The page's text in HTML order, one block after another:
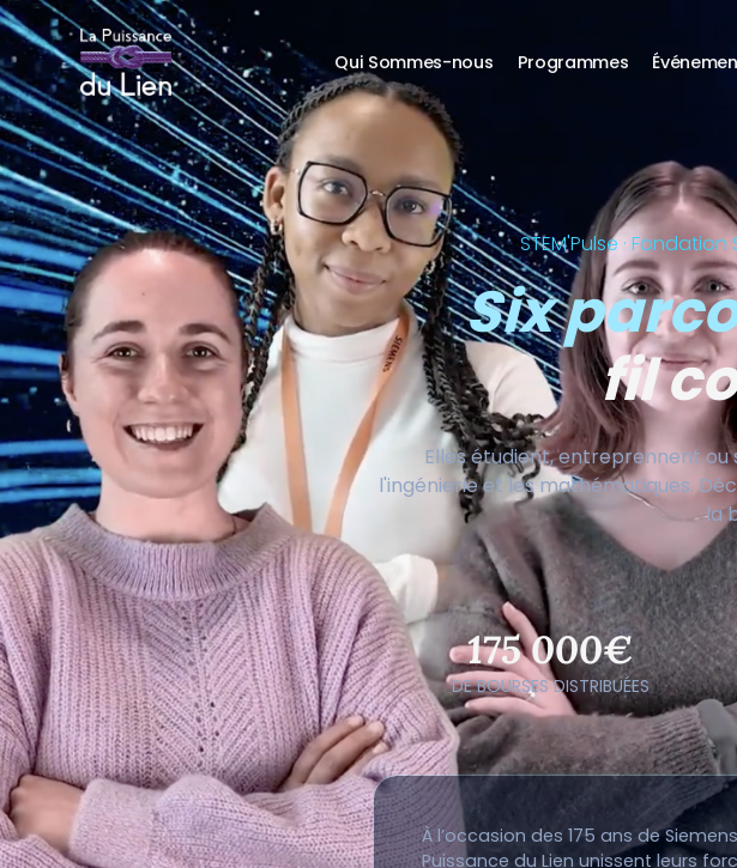
Qui Sommes-nous Programmes
STEM'Pulse ·
Six
fil
Elles étudient, entreprennent
l'ingénierie et les mathématiques.
la
175 000€
DE BOURSES DISTRIBUÉES
À l’occasion des 175 ans de
Puissance du Lien unissent leurs